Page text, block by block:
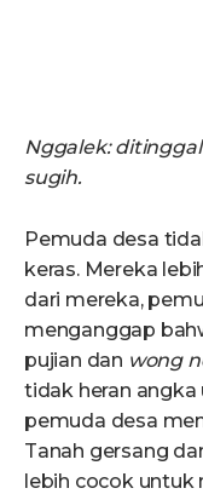
Nggalek:
sugih.
Pemuda desa
keras. Mereka
dari mereka,
menganggap
pujian dan wong
tidak heran angka
pemuda desa
Tanah gersang
lebih cocok untuk